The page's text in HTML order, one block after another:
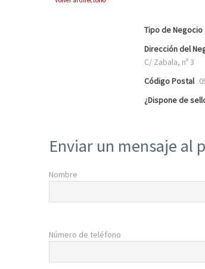
Tipo de Negocio
Dirección del
C/ Zabala, nº 3
Código Postal
¿Dispone de
Enviar un mensaje al
Nombre
Número de teléfono